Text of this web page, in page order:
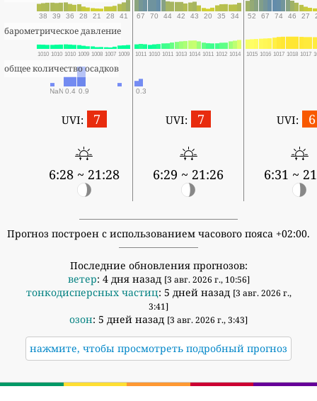
38 39 36 28 21 28 41 67 70 44 42 43 20 35 34 52 67 74 46 27
барометрическое давление
1010 1010 1010 1009 1008 1007 1009 1011 1010 1011 1013 1014 1011 1012 1014 1015 1016 1017 1018 1017
общее количество осадков
NaN 0.4 0.9 0.3
UVI: 7
6:28 ~ 21:28
UVI: 7
6:29 ~ 21:26
UVI: 6
6:31 ~
Прогноз построен с использованием часового пояса +02:00.
Последние обновления прогнозов:
ветер: 4 дня назад [3 авг. 2026 г., 10:56]
тонкодисперсных частиц: 5 дней назад [3 авг. 2026 г.,
3:41]
озон: 5 дней назад [3 авг. 2026 г., 3:43]
нажмите, чтобы просмотреть подробный прогноз